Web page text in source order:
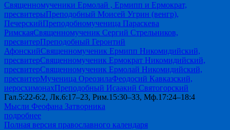
Священномученики Ермолай , Ермипп и Ермократ,
пресвитерыПреподобный Моисей Угрин (венгр),
ПечерскийПреподобномученица Параскева
РимскаяСвященномученик Сергий Стрельников,
пресвитерПреподобный Геронтий
АфонскийСвященномученик Ермипп Никомидийский,
пресвитерСвященномученик Ермократ Никомидийский,
пресвитерСвященномученик Ермолай Никомидийский,
пресвитерМученица ОреозилаФеодосий Кавказский,
иеросхимонахПреподобный Исаакий Святогорский
Гал.5:22-6:2, Лк.6:17–23, Рим.15:30–33, Мф.17:24–18:4
Мысли Феофана Затворника
подробнее
Полная версия православного календаря